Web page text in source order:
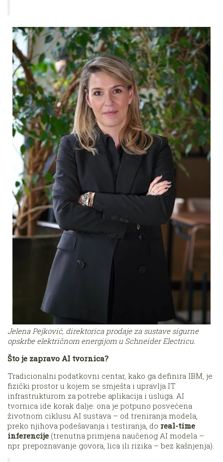
Jelena Pejković, direktorica prodaje za sustave sigurne
opskrbe električnom energijom u Schneider Electricu.
Što je zapravo AI tvornica?
Tradicionalni podatkovni centar, kako ga definira IBM, je
fizički prostor u kojem se smješta i upravlja IT
infrastrukturom za potrebe aplikacija i usluga. AI
tvornica ide korak dalje: ona je potpuno posvećena
životnom ciklusu AI sustava – od treniranja modela,
preko njihova podešavanja i testiranja, do real-time
inferencije (trenutna primjena naučenog AI modela –
npr. prepoznavanje govora, lica ili rizika – bez kašnjenja).